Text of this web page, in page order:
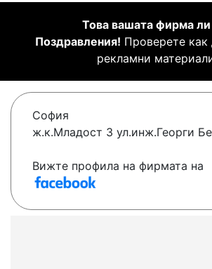
Това вашата фирма
Поздравления! Проверете как
рекламни
София
ж.к.Младост 3 ул.инж.Георги
Вижте профила на фирмата на